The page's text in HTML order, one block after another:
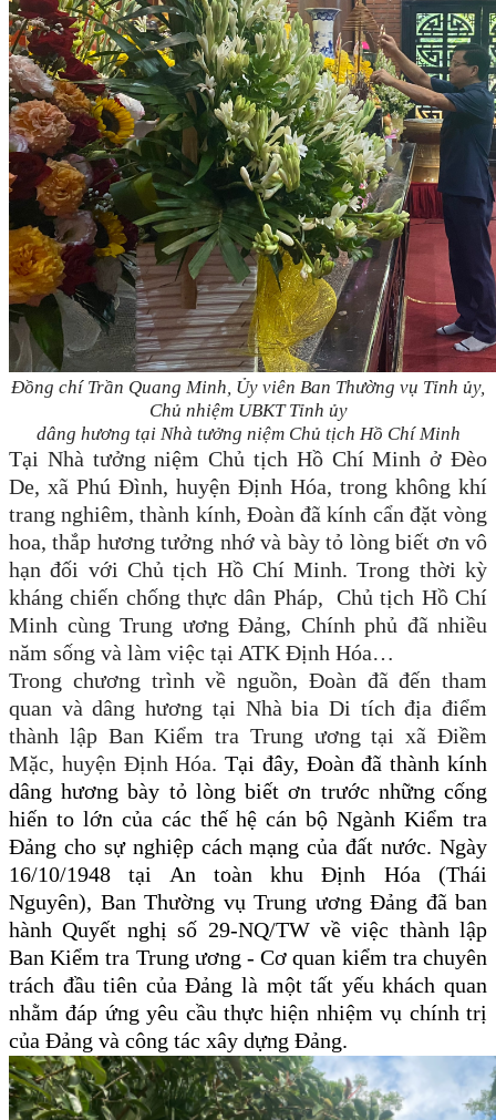
Đồng chí Trần Quang Minh, Ủy viên Ban Thường vụ Tỉnh ủy,
Chủ nhiệm UBKT Tỉnh ủy
dâng hương tại Nhà tưởng niệm Chủ tịch Hồ Chí Minh
Tại Nhà tưởng niệm Chủ tịch Hồ Chí Minh ở Đèo
De, xã Phú Đình, huyện Định Hóa, trong không khí
trang nghiêm, thành kính, Đoàn đã kính cẩn đặt vòng
hoa, thắp hương tưởng nhớ và bày tỏ lòng biết ơn vô
hạn đối với Chủ tịch Hồ Chí Minh. Trong thời kỳ
kháng chiến chống thực dân Pháp,Chủ tịch Hồ Chí
Minh cùng Trung ương Đảng, Chính phủ đã nhiều
năm sống và làm việc tại ATK Định Hóa…
Trong chương trình về nguồn, Đoàn đã đến tham
quan và dâng hương tại Nhà bia Di tích địa điểm
thành lập Ban Kiểm tra Trung ương tại xã Điềm
Mặc, huyện Định Hóa.Tại đây, Đoàn đã thành kính
dâng hương bày tỏ lòng biết ơn trước những cống
hiến to lớn của các thế hệ cán bộ Ngành Kiểm tra
Đảng cho sự nghiệp cách mạng của đất nước. Ngày
16/10/1948 tại An toàn khu Định Hóa (Thái
Nguyên), Ban Thường vụ Trung ương Đảng đã ban
hành Quyết nghị số 29-NQ/TW về việc thành lập
Ban Kiểm tra Trung ương - Cơ quan kiểm tra chuyên
trách đầu tiên của Đảng là một tất yếu khách quan
nhằm đáp ứng yêu cầu thực hiện nhiệm vụ chính trị
của Đảng và công tác xây dựng Đảng.